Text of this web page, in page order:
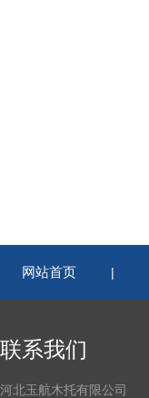
网站首页 |
联系我们
河北玉航木托有限公司